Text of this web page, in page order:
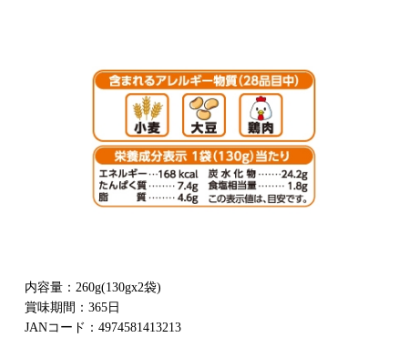
内容量：260g(130gx2袋)
賞味期間：365日
JANコード：4974581413213